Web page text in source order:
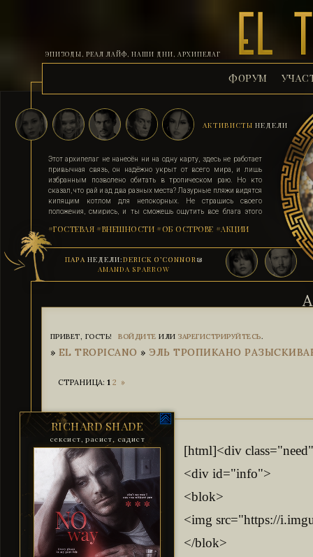
ЭПИЗОДЫ, РЕАЛ ЛАЙФ, НАШИ ДНИ, АРХИПЕЛАГ
ПАРА НЕДЕЛИ:DERICK O’CONNOR&
AMANDA SPARROW
#ГОСТЕВАЯ #ВНЕШНОСТИ #ОБ ОСТРОВЕ #АКЦИИ
Этот архипелаг не нанесён ни на одну карту, здесь не работает
привычная связь, он надёжно укрыт от всего мира, и лишь
избранным позволено обитать в тропическом раю. Но кто
сказал, что рай и ад два разных места? Лазурные пляжи видятся
кипящим котлом для непокорных. Не страшись своего
положения, смирись, и ты сможешь ощутить все блага этого
адептом. Выбери для себя стезю, ступай по ней, гордо неся статус
рабыни, иначе тебя силой поставят на колени. Помни, ад на
АКТИВИСТЫ НЕДЕЛИ
ФОРУМ
ПРИВЕТ, ГОСТЬ! ВОЙДИТЕ ИЛИЗАРЕГИСТРИРУЙТЕСЬ.
» EL TROPICANO » ЭЛЬ ТРОПИКАНО
СТРАНИЦА: 1 2 »
RICHARD SHADE
сексист, расист, садист
[html]<div
<div id="info">
<blok>
<img src="https://
</blok>